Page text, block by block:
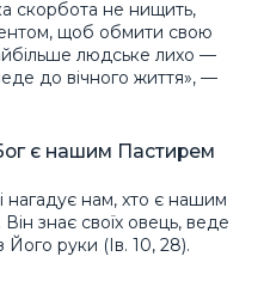
скорбота не нищить,
щоб обмити свою
людське лихо —
до вічного життя», —
є нашим Пастирем
нагадує нам, хто є нашим
знає своїх овець, веде
Його руки (Ів. 10, 28).